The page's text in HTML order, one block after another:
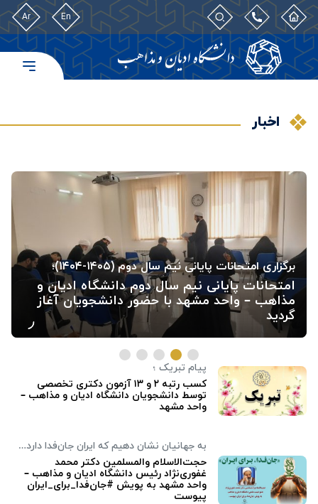
En
Ar
اخبار
برگزاری امتحانات پایانی نیم سال دوم (۱۴۰۵-۱۴۰۴)؛
امتحانات پایانی نیم سال دوم دانشگاه ادیان و
مذاهب – واحد مشهد با حضور دانشجویان آغاز
گردید
پیام تبریک ؛
کسب رتبه ۲ و ۱۳ آزمون دکتری تخصصی
توسط دانشجویان دانشگاه ادیان و مذاهب –
واحد مشهد
به جهانیان نشان دهیم که ایران جان‌فدا دارد…
حجت‌الاسلام والمسلمین دکتر محمد
غفوری‌نژاد رئیس دانشگاه ادیان و مذاهب –
واحد مشهد‌ به پویش #جان‌فدا_برای_ایران
پیوست